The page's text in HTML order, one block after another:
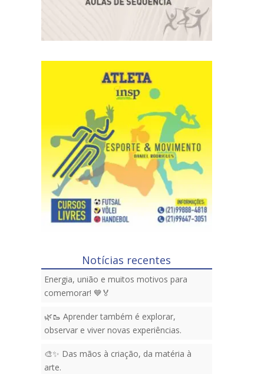
Notícias recentes
Energia, união e muitos motivos para
comemorar! 💙🏅
🌿🥾 Aprender também é explorar,
observar e viver novas experiências.
🎨✨ Das mãos à criação, da matéria à
arte.